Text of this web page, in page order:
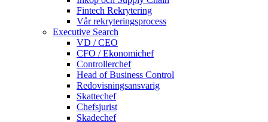
Fintech Rekrytering
Vår rekryteringsprocess
Executive Search
VD / CEO
CFO / Ekonomichef
Controllerchef
Head of Business Control
Redovisningsansvarig
Skattechef
Chefsjurist
Skadechef